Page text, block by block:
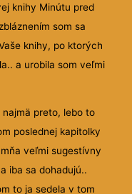
knihy Minútu pred
som sa
knihy, po ktorých
a urobila som veľmi
najmä preto, lebo to
poslednej kapitolky
veľmi sugestívny
iba sa dohadujú..
to ja sedela v tom